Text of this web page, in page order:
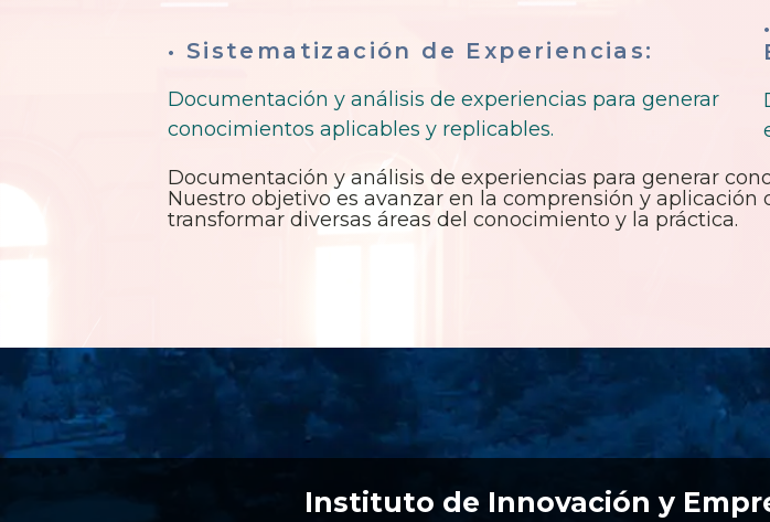
• Sistematización de Experiencias:
Documentación y análisis de experiencias para generar
conocimientos aplicables y replicables.
Documentación y análisis de experiencias para generar
Nuestro objetivo es avanzar en la comprensión y
transformar diversas áreas del conocimiento y la práctica.
Instituto de Innovación y